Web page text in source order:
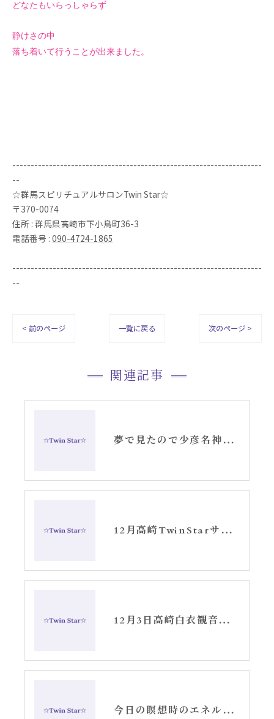
どなたもいらっしゃらず
静けさの中
落ち着いて行うことが出来ました。
--------------------------------------------------------------------
--
☆群馬スピリチュアルサロンTwin Star☆
〒370-0074
住所 : 群馬県高崎市下小鳥町36-3
電話番号 : 090-4724-1865
--------------------------------------------------------------------
--
< 前のページ 一覧に戻る 次のページ >
関連記事
夢で見たので少彦名神の神社さんへお参りに行きました。
12月高崎TwinStarサロンお知らせ①
12月3日高崎白衣観音スピリチュアル女神開花ひふみの会〜お知らせ〜
今日の瞑想時のエネルギーギフト①千手観音と白衣観音